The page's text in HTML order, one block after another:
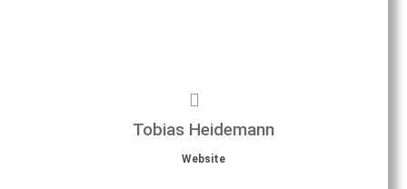
Tobias Heidemann
Website